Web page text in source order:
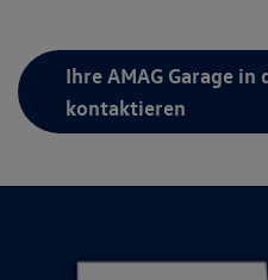
Ihre AMAG Garage in
kontaktieren